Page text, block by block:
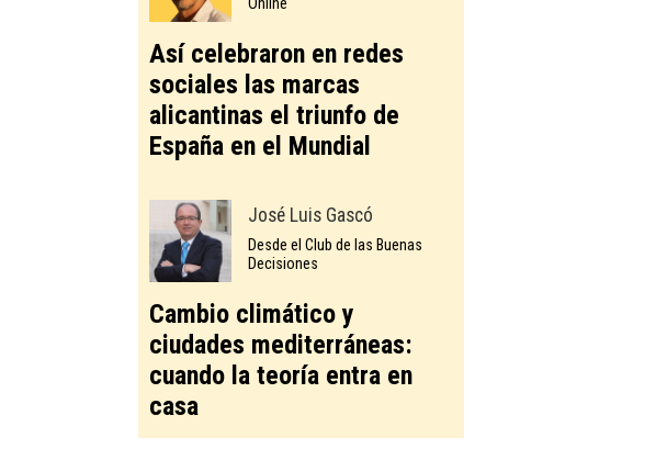
Online
Así celebraron en redes
sociales las marcas
alicantinas el triunfo de
España en el Mundial
José Luis Gascó
Desde el Club de las Buenas
Decisiones
Cambio climático y
ciudades mediterráneas:
cuando la teoría entra en
casa